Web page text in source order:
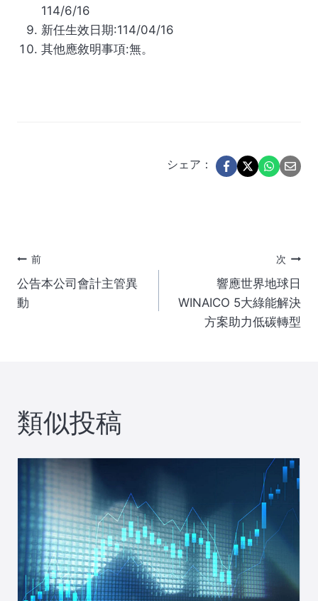
114/6/16
新任生效日期:114/04/16
其他應敘明事項:無。
シェア：
投
稿
ゲ
シ
ョ
ン
前
公告本公司會計主管異
動
次
響應世界地球日
WINAICO 5大綠能解決
方案助力低碳轉型
類似投稿